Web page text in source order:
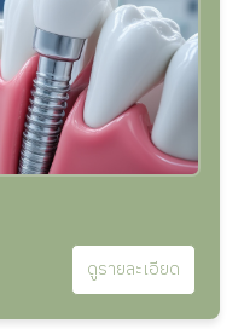
ดูรายละเอียด